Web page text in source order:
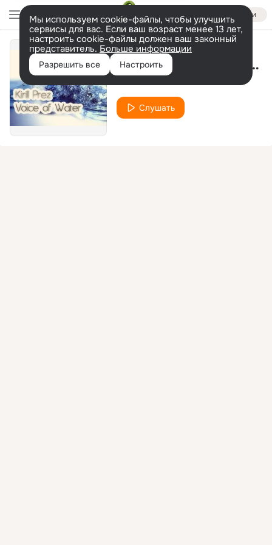
Войти
Мы используем cookie-файлы, чтобы улучшить
сервисы для вас. Если ваш возраст менее 13 лет,
настроить cookie-файлы должен ваш законный
представитель. Больше информации
Разрешить все Настроить Voice of Water (Original Mix)
Слушать